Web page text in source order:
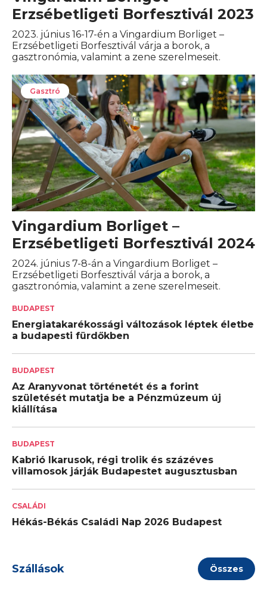
Erzsébetligeti Borfesztivál 2023
2023. június 16-17-én a Vingardium Borliget –
Erzsébetligeti Borfesztivál várja a borok, a
gasztronómia, valamint a zene szerelmeseit.
Gasztró
Vingardium Borliget –
Erzsébetligeti Borfesztivál 2024
2024. június 7-8-án a Vingardium Borliget –
Erzsébetligeti Borfesztivál várja a borok, a
gasztronómia, valamint a zene szerelmeseit.
BUDAPEST
Energiatakarékossági változások léptek életbe
a budapesti fürdőkben
BUDAPEST
Az Aranyvonat történetét és a forint
születését mutatja be a Pénzmúzeum új
kiállítása
BUDAPEST
Kabrió Ikarusok, régi trolik és százéves
villamosok járják Budapestet augusztusban
CSALÁDI
Hékás-Békás Családi Nap 2026 Budapest
Szállások Összes